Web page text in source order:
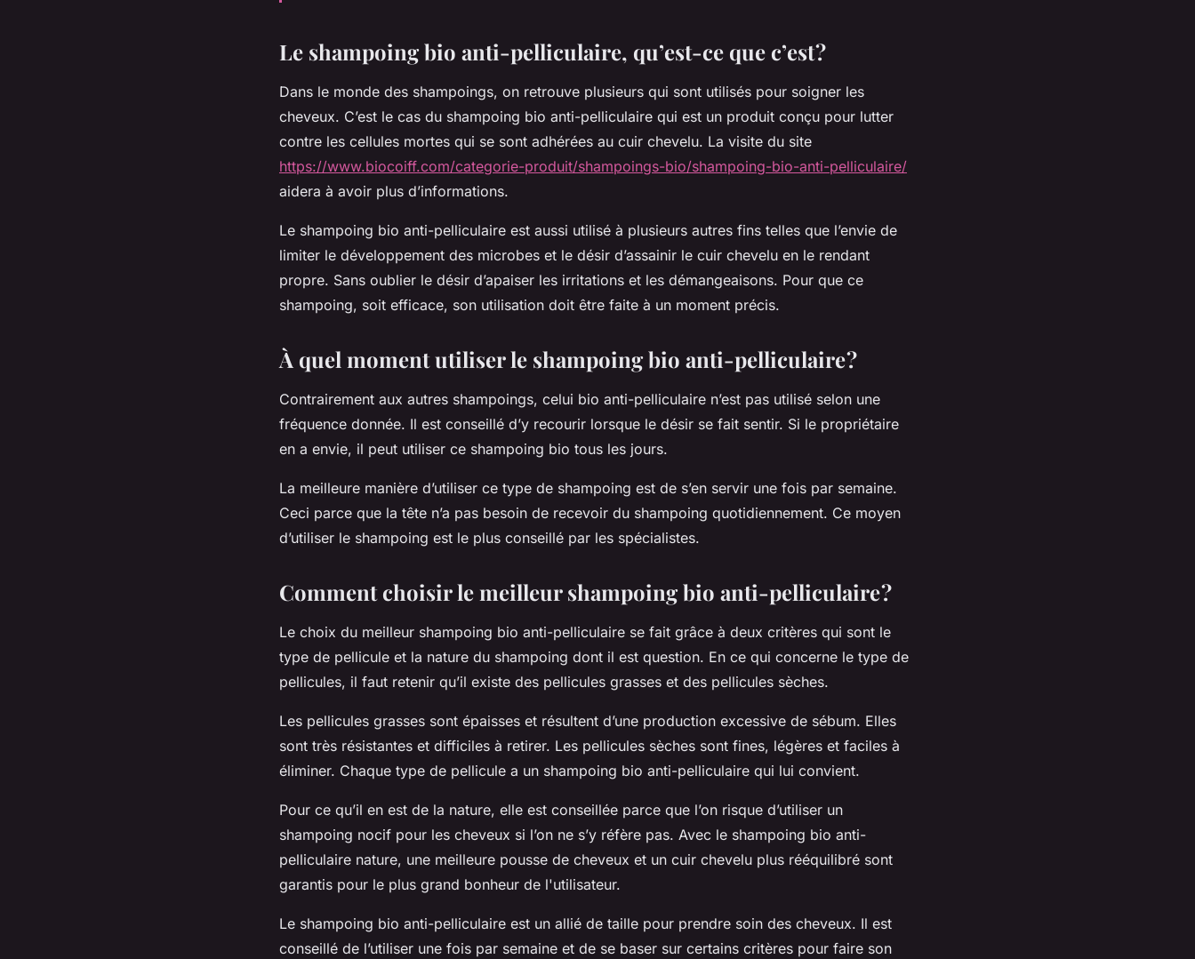
Le shampoing bio anti-pelliculaire, qu’est-ce que c’est ?
Dans le monde des shampoings, on retrouve plusieurs qui sont utilisés pour soigner les
cheveux. C’est le cas du shampoing bio anti-pelliculaire qui est un produit conçu pour lutter
contre les cellules mortes qui se sont adhérées au cuir chevelu. La visite du site
https://www.biocoiff.com/categorie-produit/shampoings-bio/shampoing-bio-anti-pelliculaire/
aidera à avoir plus d’informations.
Le shampoing bio anti-pelliculaire est aussi utilisé à plusieurs autres fins telles que l’envie de
limiter le développement des microbes et le désir d’assainir le cuir chevelu en le rendant
propre. Sans oublier le désir d’apaiser les irritations et les démangeaisons. Pour que ce
shampoing, soit efficace, son utilisation doit être faite à un moment précis.
À quel moment utiliser le shampoing bio anti-pelliculaire ?
Contrairement aux autres shampoings, celui bio anti-pelliculaire n’est pas utilisé selon une
fréquence donnée. Il est conseillé d’y recourir lorsque le désir se fait sentir. Si le propriétaire
en a envie, il peut utiliser ce shampoing bio tous les jours.
La meilleure manière d’utiliser ce type de shampoing est de s’en servir une fois par semaine.
Ceci parce que la tête n’a pas besoin de recevoir du shampoing quotidiennement. Ce moyen
d’utiliser le shampoing est le plus conseillé par les spécialistes.
Comment choisir le meilleur shampoing bio anti-pelliculaire ?
Le choix du meilleur shampoing bio anti-pelliculaire se fait grâce à deux critères qui sont le
type de pellicule et la nature du shampoing dont il est question. En ce qui concerne le type de
pellicules, il faut retenir qu’il existe des pellicules grasses et des pellicules sèches.
Les pellicules grasses sont épaisses et résultent d’une production excessive de sébum. Elles
sont très résistantes et difficiles à retirer. Les pellicules sèches sont fines, légères et faciles à
éliminer. Chaque type de pellicule a un shampoing bio anti-pelliculaire qui lui convient.
Pour ce qu’il en est de la nature, elle est conseillée parce que l’on risque d’utiliser un
shampoing nocif pour les cheveux si l’on ne s’y réfère pas. Avec le shampoing bio anti-
pelliculaire nature, une meilleure pousse de cheveux et un cuir chevelu plus rééquilibré sont
garantis pour le plus grand bonheur de l'utilisateur.
Le shampoing bio anti-pelliculaire est un allié de taille pour prendre soin des cheveux. Il est
conseillé de l’utiliser une fois par semaine et de se baser sur certains critères pour faire son